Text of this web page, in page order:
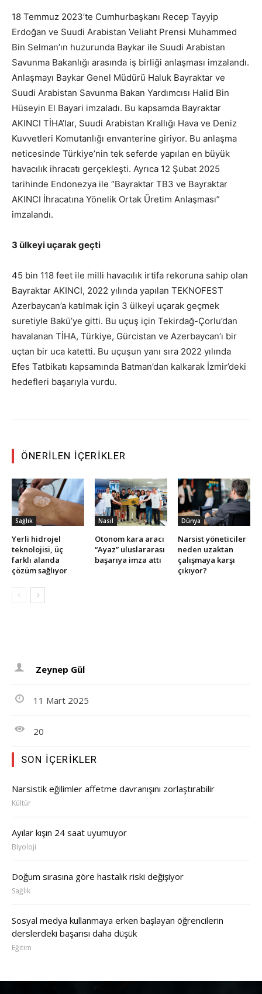
18 Temmuz 2023’te Cumhurbaşkanı Recep Tayyip
Erdoğan ve Suudi Arabistan Veliaht Prensi Muhammed
Bin Selman’ın huzurunda Baykar ile Suudi Arabistan
Savunma Bakanlığı arasında iş birliği anlaşması imzalandı.
Anlaşmayı Baykar Genel Müdürü Haluk Bayraktar ve
Suudi Arabistan Savunma Bakan Yardımcısı Halid Bin
Hüseyin El Bayari imzaladı. Bu kapsamda Bayraktar
AKINCI TİHA’lar, Suudi Arabistan Krallığı Hava ve Deniz
Kuvvetleri Komutanlığı envanterine giriyor. Bu anlaşma
neticesinde Türkiye’nin tek seferde yapılan en büyük
havacılık ihracatı gerçekleşti. Ayrıca 12 Şubat 2025
tarihinde Endonezya ile “Bayraktar TB3 ve Bayraktar
AKINCI İhracatına Yönelik Ortak Üretim Anlaşması”
imzalandı.
3 ülkeyi uçarak geçti
45 bin 118 feet ile milli havacılık irtifa rekoruna sahip olan
Bayraktar AKINCI, 2022 yılında yapılan TEKNOFEST
Azerbaycan’a katılmak için 3 ülkeyi uçarak geçmek
suretiyle Bakü’ye gitti. Bu uçuş için Tekirdağ-Çorlu’dan
havalanan TİHA, Türkiye, Gürcistan ve Azerbaycan’ı bir
uçtan bir uca katetti. Bu uçuşun yanı sıra 2022 yılında
Efes Tatbikatı kapsamında Batman’dan kalkarak İzmir’deki
hedefleri başarıyla vurdu.
ÖNERILEN İÇERIKLER
Sağlık
Yerli hidrojel
teknolojisi, üç
farklı alanda
çözüm sağlıyor
Nasıl
Otonom kara aracı
“Ayaz” uluslararası
başarıya imza attı
Dünya
Narsist yöneticiler
neden uzaktan
çalışmaya karşı
çıkıyor?
Zeynep Gül
11 Mart 2025
20
SON İÇERIKLER
Narsistik eğilimler affetme davranışını zorlaştırabilir
Kültür
Ayılar kışın 24 saat uyumuyor
Biyoloji
Doğum sırasına göre hastalık riski değişiyor
Sağlık
Sosyal medya kullanmaya erken başlayan öğrencilerin
derslerdeki başarısı daha düşük
Eğitim